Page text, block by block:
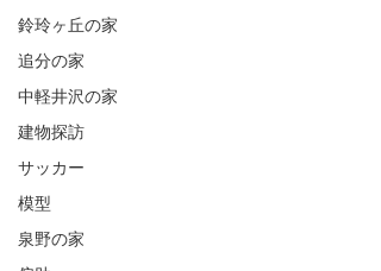
鈴玲ヶ丘の家
追分の家
中軽井沢の家
建物探訪
サッカー
模型
泉野の家